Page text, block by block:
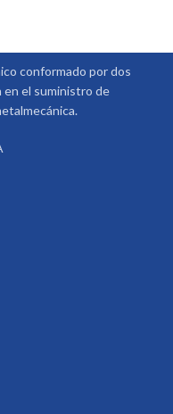
conformado por dos
en el suministro de